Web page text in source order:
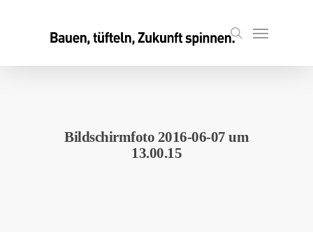
search
Menu
Bildschirmfoto 2016-06-07 um
13.00.15